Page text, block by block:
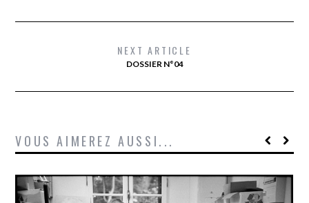
NEXT ARTICLE
DOSSIER N°04
VOUS AIMEREZ AUSSI...